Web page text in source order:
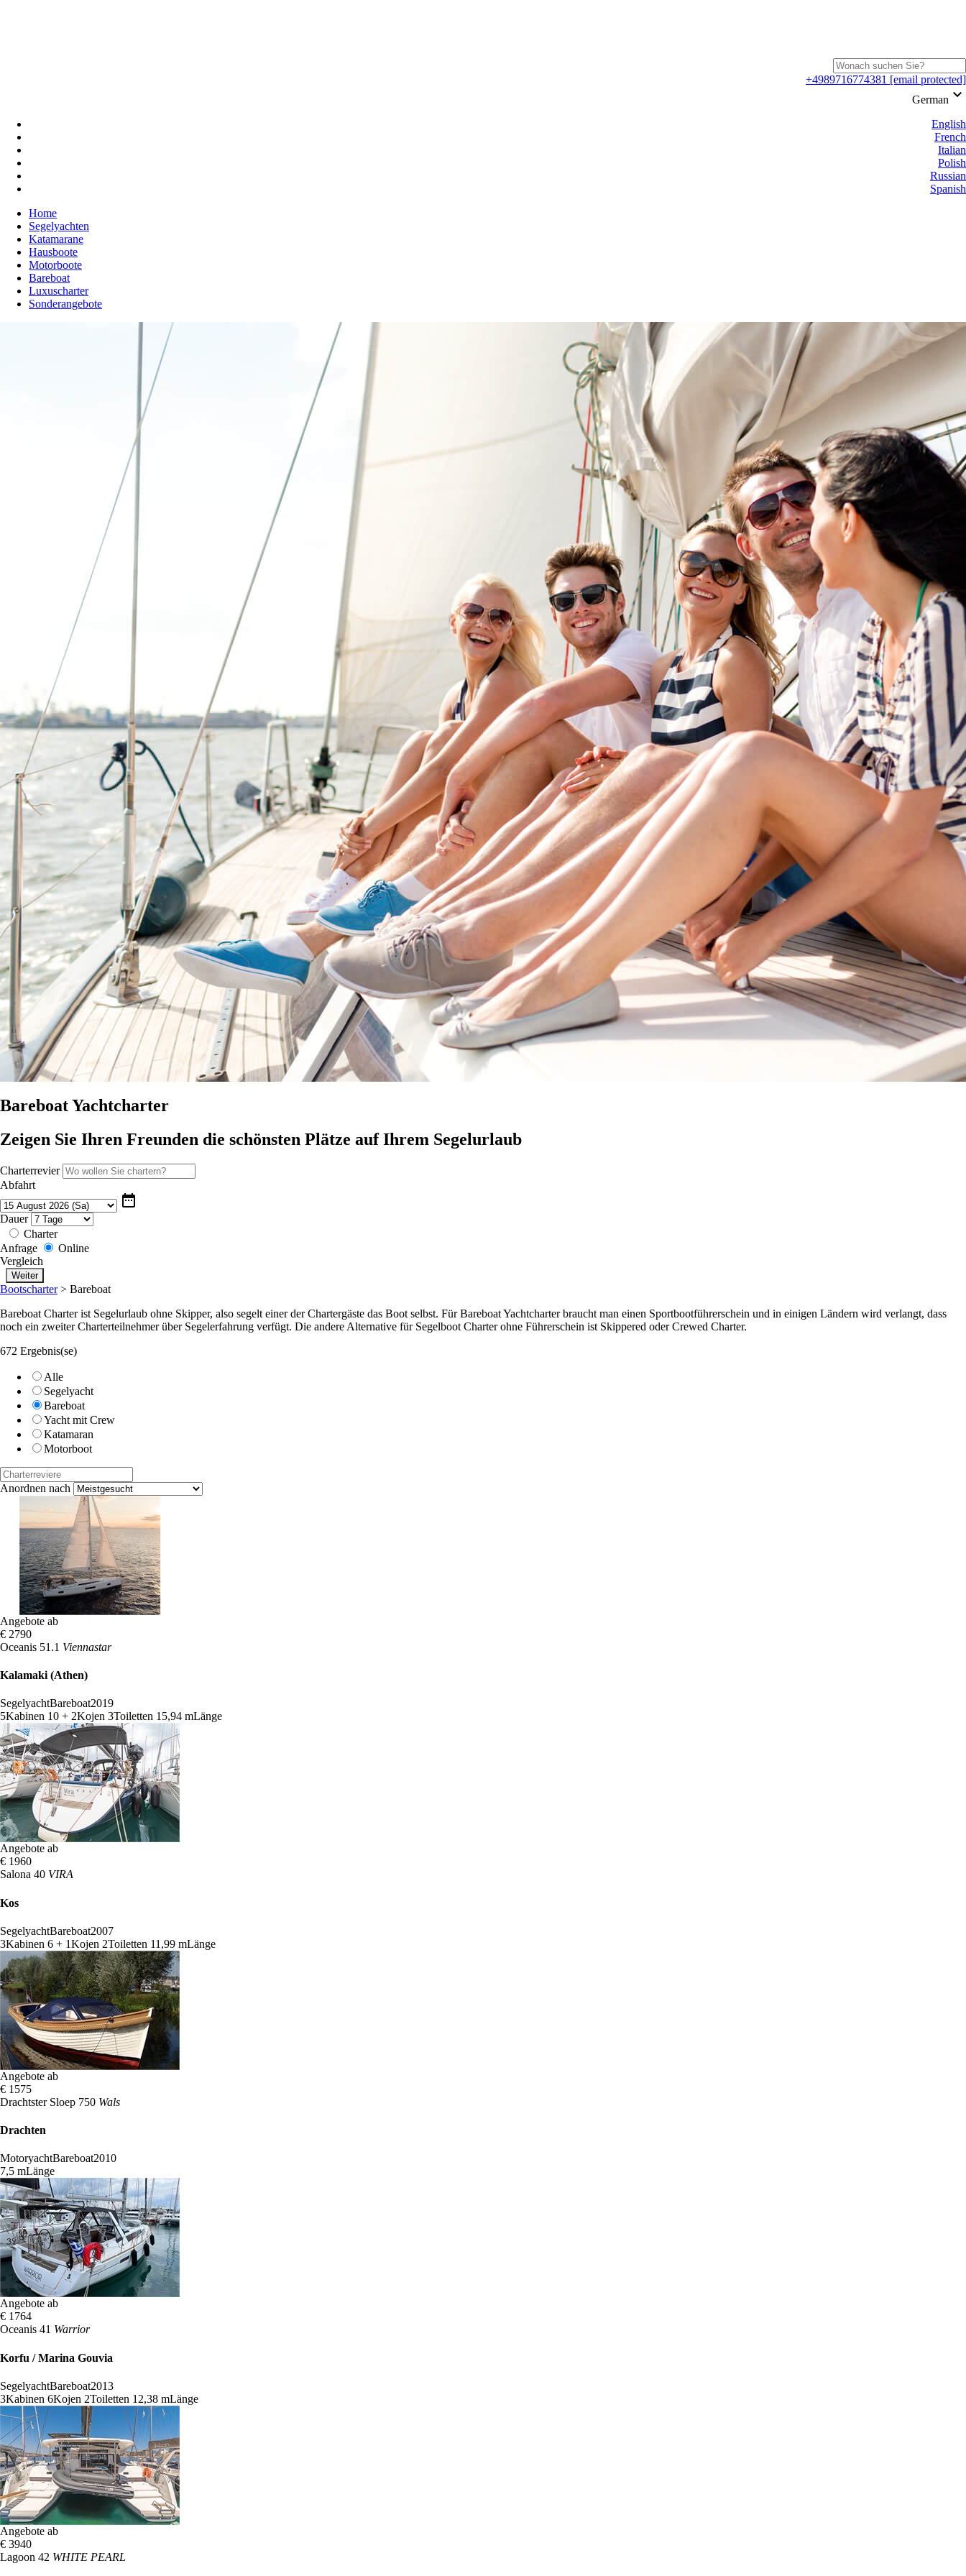
+4989716774381 [email protected]
German keyboard_arrow_down
English
French
Italian
Polish
Russian
Spanish
Home
Segelyachten
Katamarane
Hausboote
Motorboote
Bareboat
Luxuscharter
Sonderangebote
Bareboat Yachtcharter
Zeigen Sie Ihren Freunden die schönsten Plätze auf Ihrem Segelurlaub
Charterrevier
Abfahrt
date_range
Dauer
Charter
Anfrage
Online
Vergleich
Bootscharter> Bareboat
Bareboat Charter ist Segelurlaub ohne Skipper, also segelt einer der Chartergäste das Boot selbst. Für Bareboat Yachtcharter braucht man einen Sportbootführerschein und in einigen Ländern wird verlangt, dass
noch ein zweiter Charterteilnehmer über Segelerfahrung verfügt. Die andere Alternative für Segelboot Charter ohne Führerschein ist Skippered oder Crewed Charter.
672 Ergebnis(se)
Alle
Segelyacht
Bareboat
Yacht mit Crew
Katamaran
Motorboot
Anordnen nach
Angebote ab
€ 2790
Oceanis 51.1 Viennastar
Kalamaki (Athen)
SegelyachtBareboat2019
5Kabinen 10 + 2Kojen 3Toiletten 15,94 mLänge
Angebote ab
€ 1960
Salona 40 VIRA
Kos
SegelyachtBareboat2007
3Kabinen 6 + 1Kojen 2Toiletten 11,99 mLänge
Angebote ab
€ 1575
Drachtster Sloep 750 Wals
Drachten
MotoryachtBareboat2010
7,5 mLänge
Angebote ab
€ 1764
Oceanis 41 Warrior
Korfu / Marina Gouvia
SegelyachtBareboat2013
3Kabinen 6Kojen 2Toiletten 12,38 mLänge
Angebote ab
€ 3940
Lagoon 42 WHITE PEARL